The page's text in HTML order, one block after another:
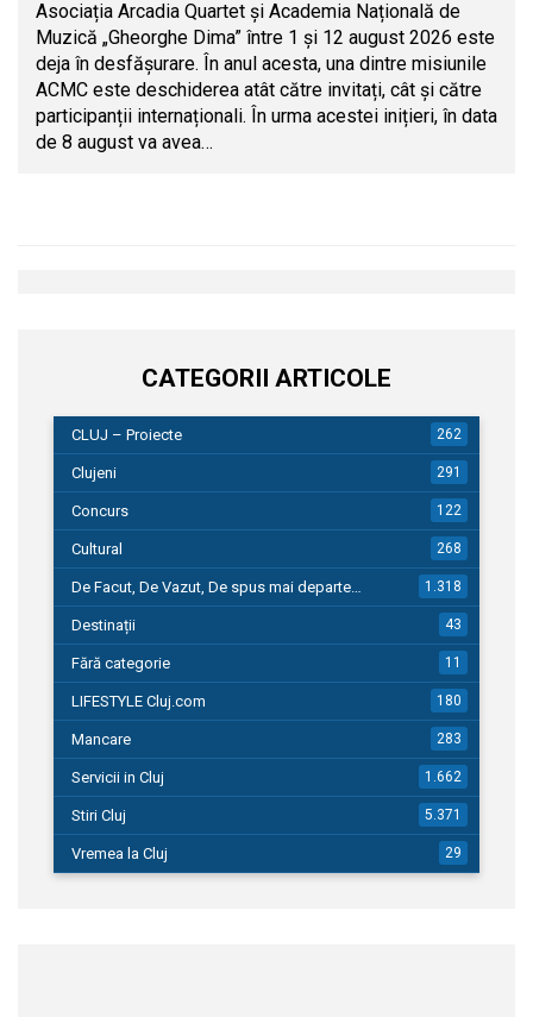
Asociația Arcadia Quartet și Academia Națională de
Muzică „Gheorghe Dima” între 1 și 12 august 2026 este
deja în desfășurare. În anul acesta, una dintre misiunile
ACMC este deschiderea atât către invitați, cât și către
participanții internaționali. În urma acestei inițieri, în data
de 8 august va avea…
CATEGORII ARTICOLE
CLUJ – Proiecte 262
Clujeni 291
Concurs 122
Cultural 268
De Facut, De Vazut, De spus mai departe… 1.318
Destinații 43
Fără categorie 11
LIFESTYLE Cluj.com 180
Mancare 283
Servicii in Cluj 1.662
Stiri Cluj 5.371
Vremea la Cluj 29